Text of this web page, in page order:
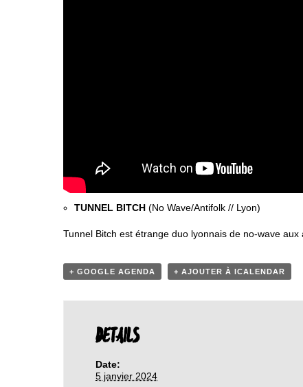
TUNNEL BITCH (No Wave/Antifolk // Lyon)
Tunnel Bitch est étrange duo lyonnais de no-wave
+ GOOGLE AGENDA + AJOUTER À ICALENDAR
DETAILS
Date:
5 janvier 2024